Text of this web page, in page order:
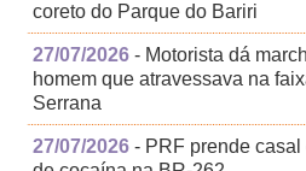
coreto do Parque do Bariri
27/07/2026 - Motorista dá
homem que atravessava na
Serrana
27/07/2026 - PRF prende